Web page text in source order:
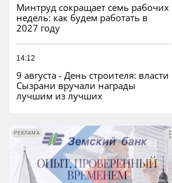
Минтруд сокращает семь рабочих
недель: как будем работать в
2027 году
14:12
9 августа - День строителя: власти
Сызрани вручали награды
лучшим из лучших
РЕКЛАМА
РЕКЛАМА